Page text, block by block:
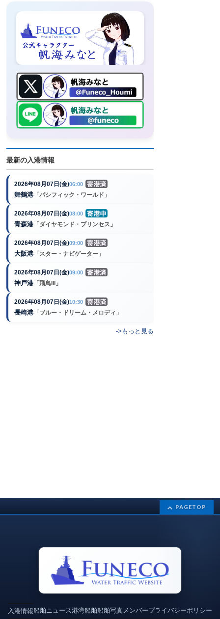
最新の入港情報
2026年08月07日(金)06:00
舞鶴港 「パシフィック・ワールド」
2026年08月07日(金)08:00
青森港 「ダイヤモンド・プリンセス」
2026年08月07日(金)09:00
大阪港 「スター・ナビゲーター」
2026年08月07日(金)09:00
神戸港 「飛鳥III」
2026年08月07日(金)10:30
長崎港 「ブルー・ドリーム・メロディ」
->もっと見る
PAGETOP
入港情報船舶ニュース港湾船舶船舶写真メンバープライバシーポリシー